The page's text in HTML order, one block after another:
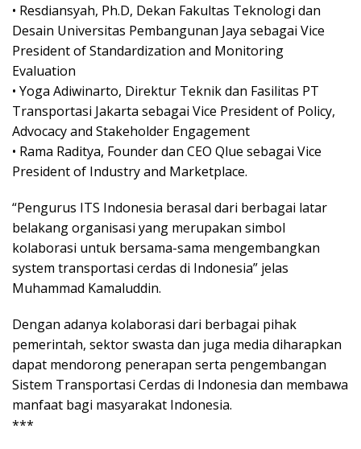
• Resdiansyah, Ph.D, Dekan Fakultas Teknologi dan
Desain Universitas Pembangunan Jaya sebagai Vice
President of Standardization and Monitoring
Evaluation
• Yoga Adiwinarto, Direktur Teknik dan Fasilitas PT
Transportasi Jakarta sebagai Vice President of Policy,
Advocacy and Stakeholder Engagement
• Rama Raditya, Founder dan CEO Qlue sebagai Vice
President of Industry and Marketplace.
“Pengurus ITS Indonesia berasal dari berbagai latar
belakang organisasi yang merupakan simbol
kolaborasi untuk bersama-sama mengembangkan
system transportasi cerdas di Indonesia” jelas
Muhammad Kamaluddin.
Dengan adanya kolaborasi dari berbagai pihak
pemerintah, sektor swasta dan juga media diharapkan
dapat mendorong penerapan serta pengembangan
Sistem Transportasi Cerdas di Indonesia dan membawa
manfaat bagi masyarakat Indonesia.
***